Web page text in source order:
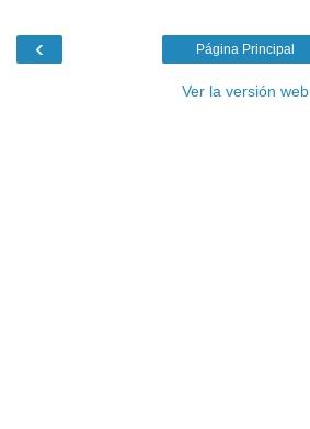
‹ Página Principal
Ver la versión web